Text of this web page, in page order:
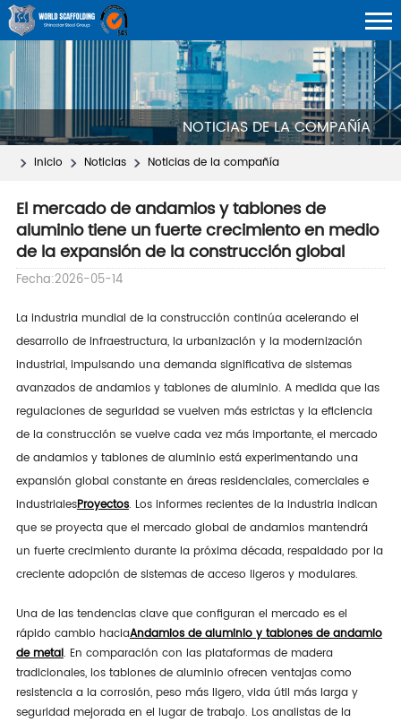
NOTICIAS DE LA COMPAÑÍA
Inicio Noticias Noticias de la compañía
El mercado de andamios y tablones de
aluminio tiene un fuerte crecimiento en medio
de la expansión de la construcción global
Fecha:2026-05-14
La industria mundial de la construcción continúa acelerando el
desarrollo de infraestructura, la urbanización y la modernización
industrial, impulsando una demanda significativa de sistemas
avanzados de andamios y tablones de aluminio. A medida que las
regulaciones de seguridad se vuelven más estrictas y la eficiencia
de la construcción se vuelve cada vez más importante, el mercado
de andamios y tablones de aluminio está experimentando una
expansión global constante en áreas residenciales, comerciales e
industrialesProyectos. Los informes recientes de la industria indican
que se proyecta que el mercado global de andamios mantendrá
un fuerte crecimiento durante la próxima década, respaldado por la
creciente adopción de sistemas de acceso ligeros y modulares.
Una de las tendencias clave que configuran el mercado es el
rápido cambio haciaAndamios de aluminio y tablones de andamio
de metal. En comparación con las plataformas de madera
tradicionales, los tablones de aluminio ofrecen ventajas como
resistencia a la corrosión, peso más ligero, vida útil más larga y
seguridad mejorada en el lugar de trabajo. Los analistas de la